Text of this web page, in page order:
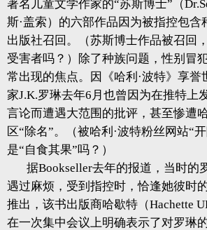
著名儿童文学作家的“苏斯博士”（
斯·盖索）的六部作品因为被指控包含
出版社召回。（苏斯博士作品被召回
受害者吗？）除了种族问题，性别冒
常出现的焦点。因《哈利·波特》享誉
家J.K.罗琳去年6月也曾因为在推特上
言论而遭遇大范围的批评，甚至惨遭
区“除名”。（被哈利·波特粉丝网站“
是“自食其果”吗？）
据Bookseller去年的报道，当时的
遇过麻烦，受到指控时，恰逢她彼时
推出，该书出版商哈歇特（Hachette
在一次集中会议上明确表示了对罗琳